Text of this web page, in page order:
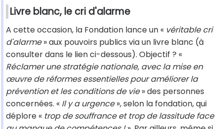
Livre blanc, le cri d'alarme
A cette occasion, la Fondation lance un « véritable cri
d'alarme» aux pouvoirs publics via un livre blanc (à
consulter dans le lien ci-dessous). Objectif ? «
Réclamer une stratégie nationale, avec la mise en
œuvre de réformes essentielles pour améliorer la
prévention et les conditions de vie» des personnes
concernées. « Il y a urgence», selon la fondation, qui
déplore « trop de souffrance et trop de lassitude face